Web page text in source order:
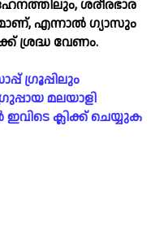
ശരീരഭാര
എന്നാല്‍ ഗ്യാസും
ശ്രദ്ധ വേണം.
ഗ്രൂപ്പിലും
മലയാളി
ക്ലിക്ക് ചെയ്യുക